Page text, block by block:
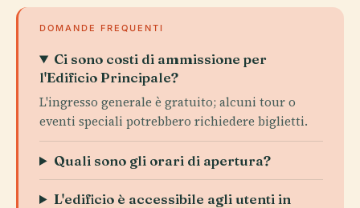
DOMANDE FREQUENTI
Ci sono costi di ammissione per
l'Edificio Principale?
L'ingresso generale è gratuito; alcuni tour o
eventi speciali potrebbero richiedere biglietti.
Quali sono gli orari di apertura?
L'edificio è accessibile agli utenti in